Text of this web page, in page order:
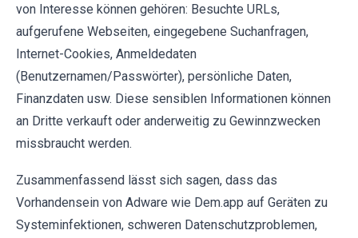
von Interesse können gehören: Besuchte URLs,
aufgerufene Webseiten, eingegebene Suchanfragen,
Internet-Cookies, Anmeldedaten
(Benutzernamen/Passwörter), persönliche Daten,
Finanzdaten usw. Diese sensiblen Informationen können
an Dritte verkauft oder anderweitig zu Gewinnzwecken
missbraucht werden.
Zusammenfassend lässt sich sagen, dass das
Vorhandensein von Adware wie Dem.app auf Geräten zu
Systeminfektionen, schweren Datenschutzproblemen,